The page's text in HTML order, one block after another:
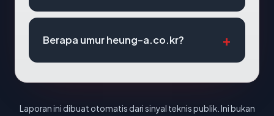
Berapa umur heung-a.co.kr?
Laporan ini dibuat otomatis dari sinyal teknis publik. Ini bukan